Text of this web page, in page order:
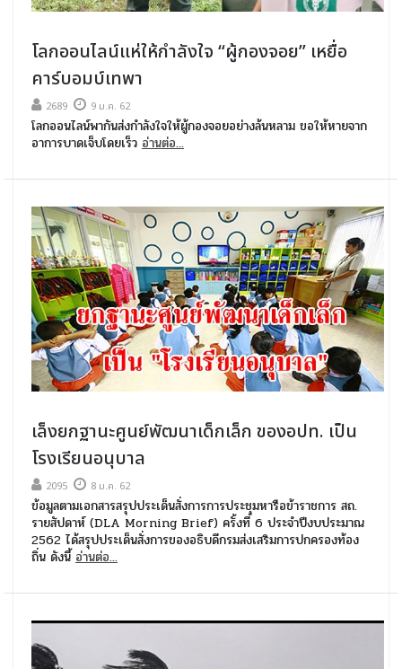
โลกออนไลน์แห่ให้กำลังใจ “ผู้กองจอย” เหยื่อ
คาร์บอมบ์เทพา
2689 9 ม.ค. 62
โลกออนไลน์พากันส่งกำลังใจให้ผู้กองจอยอย่างล้นหลาม ขอให้หายจาก
อาการบาดเจ็บโดยเร็ว อ่านต่อ...
เล็งยกฐานะศูนย์พัฒนาเด็กเล็ก ของอปท. เป็น
โรงเรียนอนุบาล
2095 8 ม.ค. 62
ข้อมูลตามเอกสารสรุปประเด็นสั่งการการประชุมหารือข้าราชการ สถ.
รายสัปดาห์ (DLA Morning Brief) ครั้งที่ 6 ประจำปีงบประมาณ
2562 ได้สรุปประเด็นสั่งการของอธิบดีกรมส่งเสริมการปกครองท้อง
ถิ่น ดังนี้ อ่านต่อ...